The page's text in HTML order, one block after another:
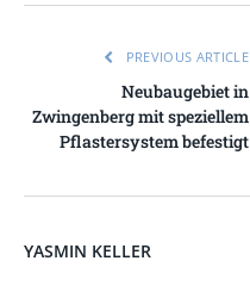
PREVIOUS ARTICLE
Neubaugebiet in
Zwingenberg mit speziellem
Pflastersystem befestigt
YASMIN KELLER